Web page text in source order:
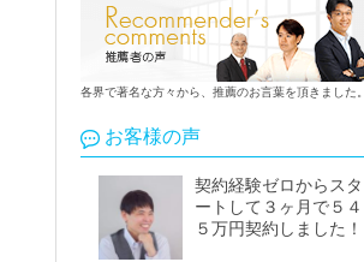
各界で著名な方々から、推薦のお言葉を頂きました。
お客様の声
契約経験ゼロからスタ
ートして３ヶ月で５４
５万円契約しました！